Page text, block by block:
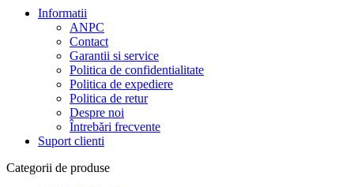
Informatii
ANPC
Contact
Garantii si service
Politica de confidentialitate
Politica de expediere
Politica de retur
Despre noi
Întrebări frecvente
Suport clienti
Categorii de produse